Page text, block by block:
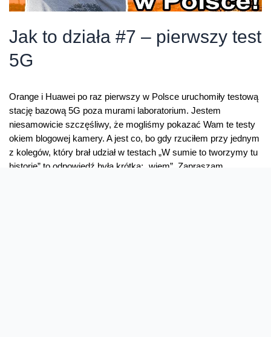
Jak to działa #7 – pierwszy test
5G
Orange i Huawei po raz pierwszy w Polsce uruchomiły testową
stację bazową 5G poza murami laboratorium. Jestem
niesamowicie szczęśliwy, że mogliśmy pokazać Wam te testy
okiem blogowej kamery. A jest co, bo gdy rzuciłem przy jednym
z kolegów, który brał udział w testach „W sumie to tworzymy tu
historię” to odpowiedź była krótka: „wiem”. Zapraszam …